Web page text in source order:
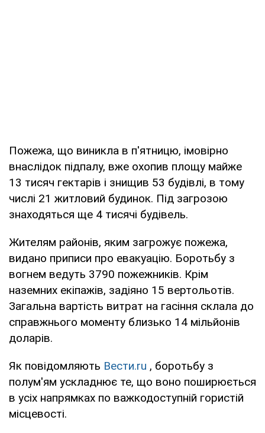
Пожежа, що виникла в п'ятницю, імовірно
внаслідок підпалу, вже охопив площу майже
13 тисяч гектарів і знищив 53 будівлі, в тому
числі 21 житловий будинок. Під загрозою
знаходяться ще 4 тисячі будівель.
Жителям районів, яким загрожує пожежа,
видано приписи про евакуацію. Боротьбу з
вогнем ведуть 3790 пожежників. Крім
наземних екіпажів, задіяно 15 вертольотів.
Загальна вартість витрат на гасіння склала до
справжнього моменту близько 14 мільйонів
доларів.
Як повідомляють Вести.ru , боротьбу з
полум'ям ускладнює те, що воно поширюється
в усіх напрямках по важкодоступній гористій
місцевості.